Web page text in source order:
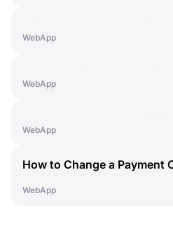
WebApp
WebApp
WebApp
How to Change a Payment
WebApp